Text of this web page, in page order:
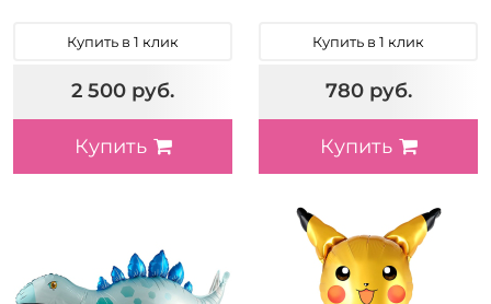
Купить в 1 клик
2 500 руб.
Купить
Купить в 1 клик
780 руб.
Купить